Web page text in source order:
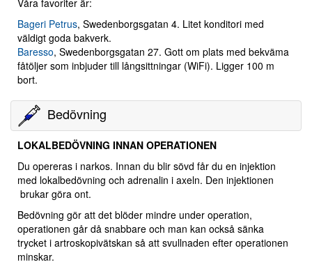
Bageri Petrus, Swedenborgsgatan 4. Litet konditori med
väldigt goda bakverk.
Baresso, Swedenborgsgatan 27. Gott om plats med bekväma
fåtöljer som inbjuder till långsittningar (WiFi). Ligger 100 m
bort.
Bedövning
LOKALBEDÖVNING INNAN OPERATIONEN
Du opereras i narkos. Innan du blir sövd får du en injektion
med lokalbedövning och adrenalin i axeln. Den injektionen
brukar göra ont.
Bedövning gör att det blöder mindre under operation,
operationen går då snabbare och man kan också sänka
trycket i artroskopivätskan så att svullnaden efter operationen
minskar.